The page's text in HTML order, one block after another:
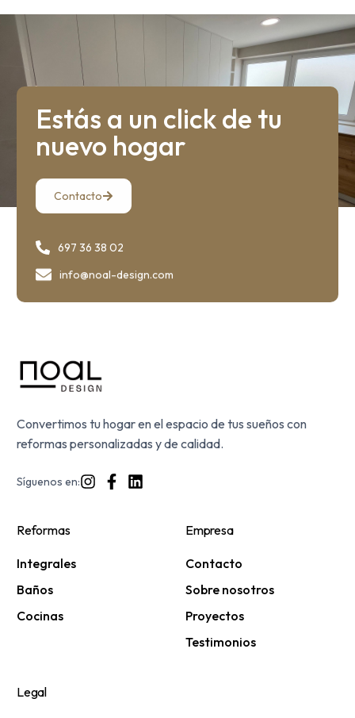
Estás a un click de tu
nuevo hogar
Contacto
697 36 38 02
info@noal-design.com
Convertimos tu hogar en el espacio de tus sueños con
reformas personalizadas y de calidad.
Síguenos en:
Reformas
Integrales
Baños
Cocinas
Empresa
Contacto
Sobre nosotros
Proyectos
Testimonios
Legal